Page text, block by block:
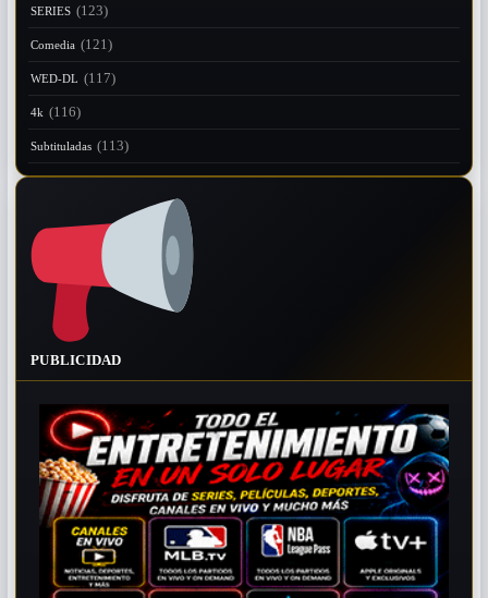
SERIES (123)
Comedia (121)
WED-DL (117)
4k (116)
Subtituladas (113)
PUBLICIDAD